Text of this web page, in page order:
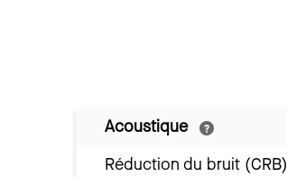
Acoustique
Réduction du bruit (CRB)